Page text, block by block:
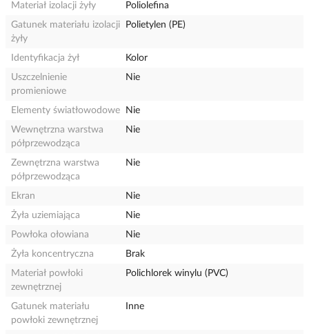
Materiał izolacji żyły
Poliolefina
Gatunek materiału izolacji
żyły
Polietylen (PE)
Identyfikacja żył
Kolor
Uszczelnienie
promieniowe
Nie
Elementy światłowodowe
Nie
Wewnętrzna warstwa
półprzewodząca
Nie
Zewnętrzna warstwa
półprzewodząca
Nie
Ekran
Nie
Żyła uziemiająca
Nie
Powłoka ołowiana
Nie
Żyła koncentryczna
Brak
Materiał powłoki
zewnętrznej
Polichlorek winylu (PVC)
Gatunek materiału
powłoki zewnętrznej
Inne